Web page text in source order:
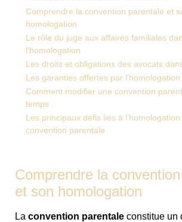
Comprendre la convention parentale et
homologation
Le rôle du juge aux affaires familiales
l’homologation
Les droits et obligations des avocats
Les garanties offertes par
Comment modifier une convention
temps
Les principaux défis liés à
convention parentale
Comprendre la
et son homologation
La convention parentale constitue un